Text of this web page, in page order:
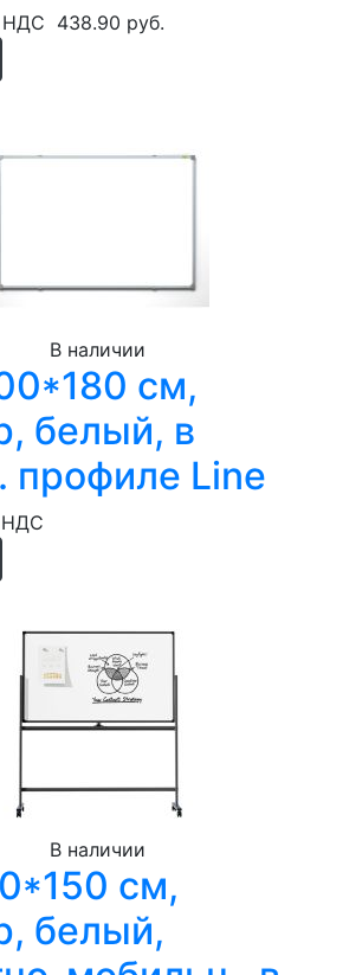
НДС 438.90 руб.
В наличии
см,
белый, в
профиле Line
НДС
В наличии
см,
белый,